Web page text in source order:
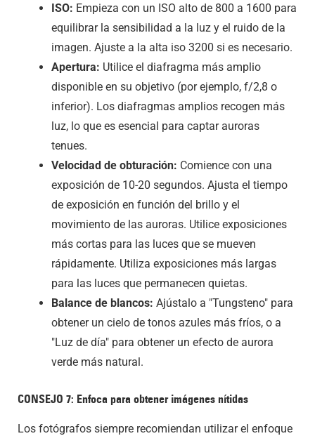
ISO: Empieza con un ISO alto de 800 a 1600 para
equilibrar la sensibilidad a la luz y el ruido de la
imagen. Ajuste a la alta iso 3200 si es necesario.
Apertura: Utilice el diafragma más amplio
disponible en su objetivo (por ejemplo, f/2,8 o
inferior). Los diafragmas amplios recogen más
luz, lo que es esencial para captar auroras
tenues.
Velocidad de obturación: Comience con una
exposición de 10-20 segundos. Ajusta el tiempo
de exposición en función del brillo y el
movimiento de las auroras. Utilice exposiciones
más cortas para las luces que se mueven
rápidamente. Utiliza exposiciones más largas
para las luces que permanecen quietas.
Balance de blancos: Ajústalo a "Tungsteno" para
obtener un cielo de tonos azules más fríos, o a
"Luz de día" para obtener un efecto de aurora
verde más natural.
CONSEJO 7: Enfoca para obtener imágenes nítidas
Los fotógrafos siempre recomiendan utilizar el enfoque